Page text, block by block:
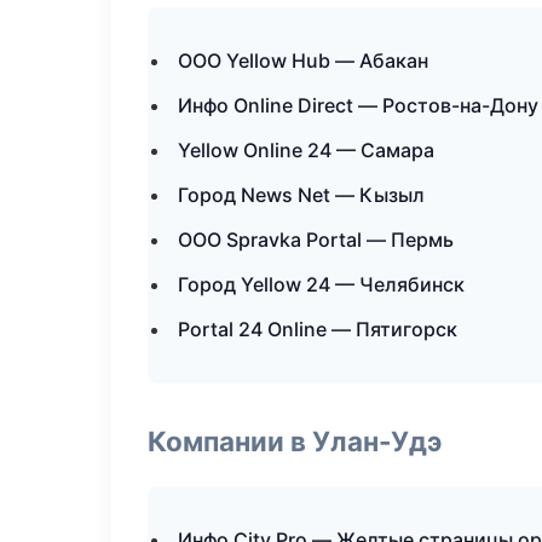
ООО Yellow Hub — Абакан
Инфо Online Direct — Ростов-на-Дону
Yellow Online 24 — Самара
Город News Net — Кызыл
ООО Spravka Portal — Пермь
Город Yellow 24 — Челябинск
Portal 24 Online — Пятигорск
Компании в Улан-Удэ